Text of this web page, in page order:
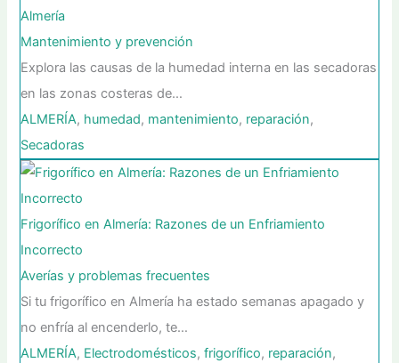
Almería
Mantenimiento y prevención
Explora las causas de la humedad interna en las secadoras
en las zonas costeras de…
ALMERÍA, humedad, mantenimiento, reparación,
Secadoras
Frigorífico en Almería: Razones de un Enfriamiento
Incorrecto
Averías y problemas frecuentes
Si tu frigorífico en Almería ha estado semanas apagado y
no enfría al encenderlo, te…
ALMERÍA, Electrodomésticos,frigorífico, reparación,